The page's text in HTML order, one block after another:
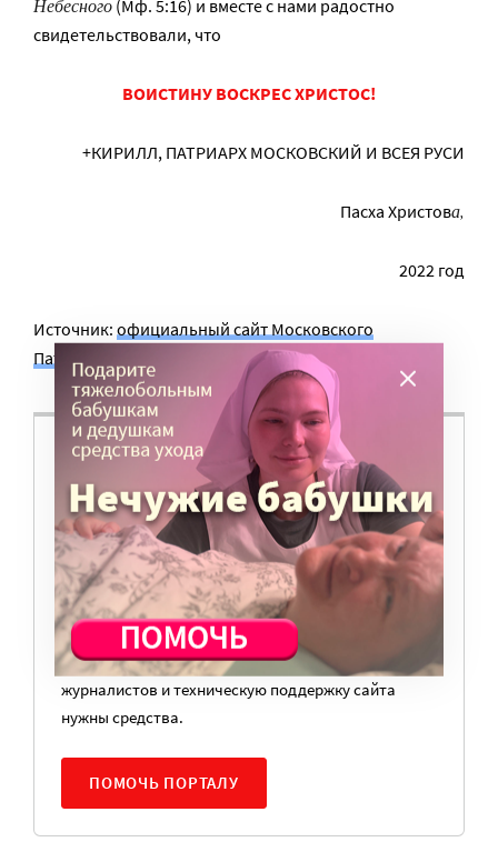
Небесного (Мф. 5:16) и вместе с нами радостно
свидетельствовали, что
ВОИСТИНУ ВОСКРЕС ХРИСТОС!
+КИРИЛЛ, ПАТРИАРХ МОСКОВСКИЙ И ВСЕЯ РУСИ
Пасха Христова,
2022 год
Источник: официальный сайт Московского
Патриархата
ВАМ ВАЖНО, ЧТОБЫ РАЗГОВОР НА ЭТУ
ТЕМУ ПРОДОЛЖИЛСЯ? ПОДДЕРЖИТЕ
ПОРТАЛ!
Мы просим подписаться на небольшой, но
регулярный платеж в пользу нашего сайта.
Милосердие.ru работает благодаря добровольным
пожертвованиям наших читателей. На
командировки, съемки, зарплаты редакторов,
журналистов и техническую поддержку сайта
нужны средства.
ПОМОЧЬ ПОРТАЛУ